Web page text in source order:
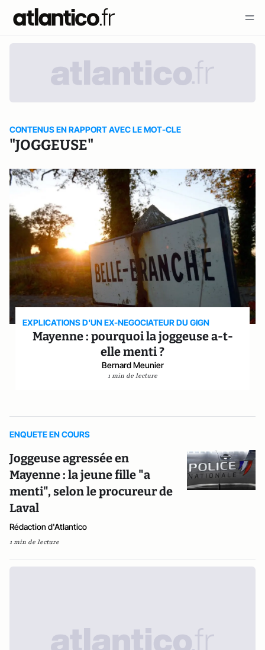
CONTENUS EN RAPPORT AVEC LE MOT-CLE
"JOGGEUSE"
EXPLICATIONS D'UN EX-NEGOCIATEUR DU GIGN
Mayenne : pourquoi la joggeuse a-t-
elle menti ?
Bernard Meunier
1 min de lecture
ENQUETE EN COURS
Joggeuse agressée en
Mayenne : la jeune fille "a
menti", selon le procureur de
Laval
Rédaction d'Atlantico
1 min de lecture